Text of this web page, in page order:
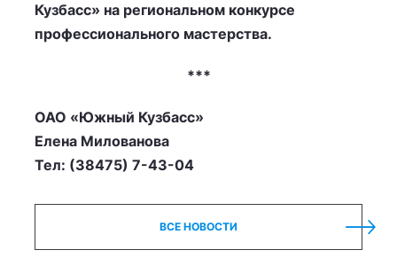
Кузбасс» на региональном конкурсе
профессионального мастерства.
***
ОАО «Южный Кузбасс»
Елена Милованова
Тел: (38475) 7-43-04
ВСЕ НОВОСТИ